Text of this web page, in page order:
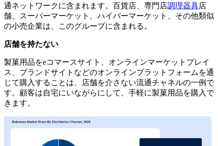
通ネットワークに含まれます。百貨店、専門店調理器具店
舗、スーパーマーケット、ハイパーマーケット、その他類似
の小売企業は、このグループに含まれる。
店舗を持たない
製菓用品をeコマースサイト、オンラインマーケットプレイ
ス、ブランドサイトなどのオンラインプラットフォームを通
じて購入することは、店舗を介さない流通チャネルの一例で
す。顧客は自宅にいながらにして、手軽に製菓用品を購入で
きます。